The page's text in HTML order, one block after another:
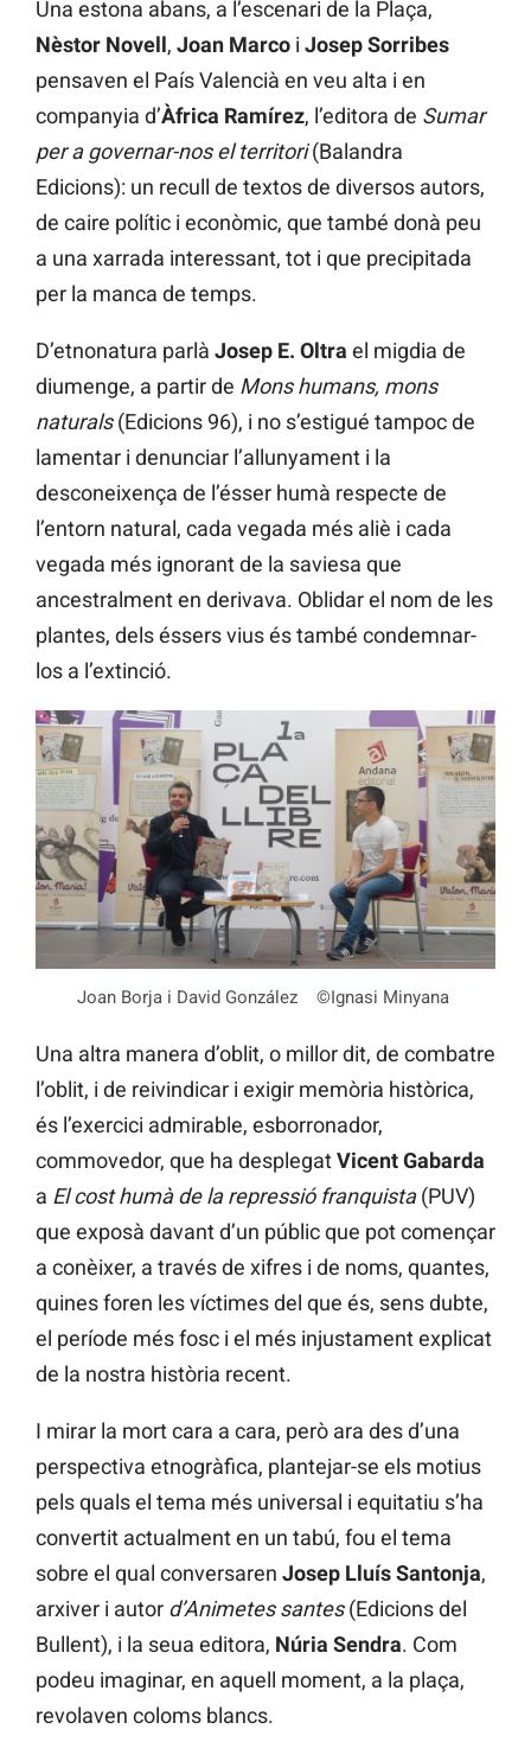
Una estona abans, a l’escenari de la Plaça,
Nèstor Novell, Joan Marco i Josep Sorribes
pensaven el País Valencià en veu alta i en
companyia d’Àfrica Ramírez, l’editora de Sumar
per a governar-nos el territori(Balandra
Edicions): un recull de textos de diversos autors,
de caire polític i econòmic, que també donà peu
a una xarrada interessant, tot i que precipitada
per la manca de temps.
D’etnonatura parlà Josep E. Oltra el migdia de
diumenge, a partir de Mons humans, mons
naturals(Edicions 96), i no s’estigué tampoc de
lamentar i denunciar l’allunyament i la
desconeixença de l’ésser humà respecte de
l’entorn natural, cada vegada més aliè i cada
vegada més ignorant de la saviesa que
ancestralment en derivava. Oblidar el nom de les
plantes, dels éssers vius és també condemnar-
los a l’extinció.
Joan Borja i David González ©Ignasi Minyana
Una altra manera d’oblit, o millor dit, de combatre
l’oblit, i de reivindicar i exigir memòria històrica,
és l’exercici admirable, esborronador,
commovedor, que ha desplegatVicent Gabarda
a El cost humà de la repressió franquista(PUV)
que exposà davant d’un públic que pot començar
a conèixer, a través de xifres i de noms, quantes,
quines foren les víctimes del que és, sens dubte,
el període més fosc i el més injustament explicat
de la nostra història recent.
I mirar la mort cara a cara, però ara des d’una
perspectiva etnogràfica, plantejar-se els motius
pels quals el tema més universal i equitatiu s’ha
convertit actualment en un tabú, fou el tema
sobre el qual conversaren Josep Lluís Santonja,
arxiver i autor d’Animetes santes(Edicions del
Bullent), i la seua editora, Núria Sendra. Com
podeu imaginar, en aquell moment, a la plaça,
revolaven coloms blancs.